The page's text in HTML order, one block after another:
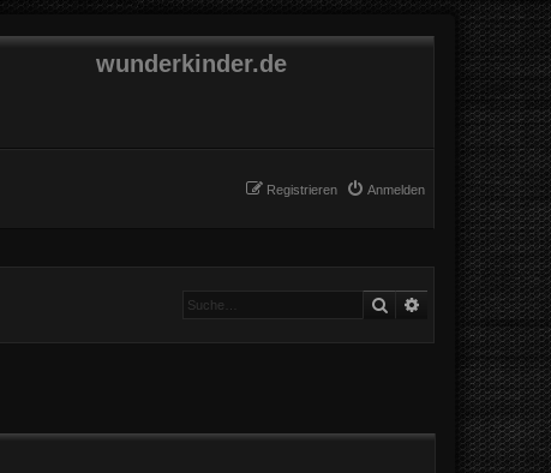
wunderkinder.de
Anmelden
Registrieren
Suche Erweiterte Suche